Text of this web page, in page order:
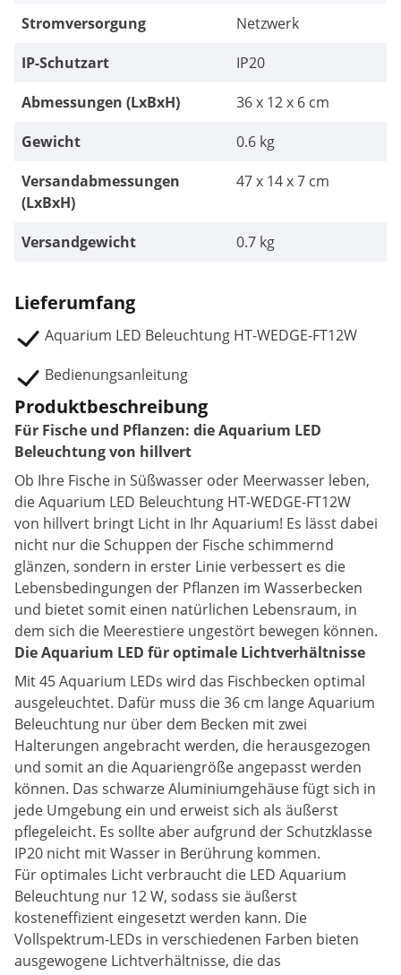
Stromversorgung
Netzwerk
IP-Schutzart
IP20
Abmessungen (LxBxH)
36 x 12 x 6 cm
Gewicht
0.6 kg
Versandabmessungen
(LxBxH)
47 x 14 x 7 cm
Versandgewicht 0.7 kg
Lieferumfang
Aquarium LED Beleuchtung HT-WEDGE-FT12W
Bedienungsanleitung
Produktbeschreibung
Für Fische und Pflanzen: die Aquarium LED
Beleuchtung von hillvert
Ob Ihre Fische in Süßwasser oder Meerwasser leben,
die Aquarium LED Beleuchtung HT-WEDGE-FT12W
von hillvert bringt Licht in Ihr Aquarium! Es lässt dabei
nicht nur die Schuppen der Fische schimmernd
glänzen, sondern in erster Linie verbessert es die
Lebensbedingungen der Pflanzen im Wasserbecken
und bietet somit einen natürlichen Lebensraum, in
dem sich die Meerestiere ungestört bewegen können.
Die Aquarium LED für optimale Lichtverhältnisse
Mit 45 Aquarium LEDs wird das Fischbecken optimal
ausgeleuchtet. Dafür muss die 36 cm lange Aquarium
Beleuchtung nur über dem Becken mit zwei
Halterungen angebracht werden, die herausgezogen
und somit an die Aquariengröße angepasst werden
können. Das schwarze Aluminiumgehäuse fügt sich in
jede Umgebung ein und erweist sich als äußerst
pflegeleicht. Es sollte aber aufgrund der Schutzklasse
IP20 nicht mit Wasser in Berührung kommen.
Für optimales Licht verbraucht die LED Aquarium
Beleuchtung nur 12 W, sodass sie äußerst
kosteneffizient eingesetzt werden kann. Die
Vollspektrum-LEDs in verschiedenen Farben bieten
ausgewogene Lichtverhältnisse, die das